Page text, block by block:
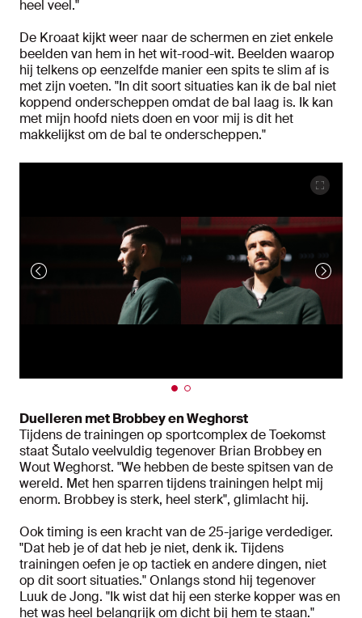
heel veel."
De Kroaat kijkt weer naar de schermen en ziet enkele
beelden van hem in het wit-rood-wit. Beelden waarop
hij telkens op eenzelfde manier een spits te slim af is
met zijn voeten. "In dit soort situaties kan ik de bal niet
koppend onderscheppen omdat de bal laag is. Ik kan
met mijn hoofd niets doen en voor mij is dit het
makkelijkst om de bal te onderscheppen."
Duelleren met Brobbey en Weghorst
Tijdens de trainingen op sportcomplex de Toekomst
staat Šutalo veelvuldig tegenover Brian Brobbey en
Wout Weghorst. "We hebben de beste spitsen van de
wereld. Met hen sparren tijdens trainingen helpt mij
enorm. Brobbey is sterk, heel sterk", glimlacht hij.
Ook timing is een kracht van de 25-jarige verdediger.
"Dat heb je of dat heb je niet, denk ik. Tijdens
trainingen oefen je op tactiek en andere dingen, niet
op dit soort situaties." Onlangs stond hij tegenover
Luuk de Jong. "Ik wist dat hij een sterke kopper was en
het was heel belangrijk om dicht bij hem te staan."